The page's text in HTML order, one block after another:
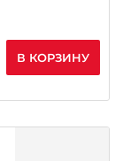
В КОРЗИНУ